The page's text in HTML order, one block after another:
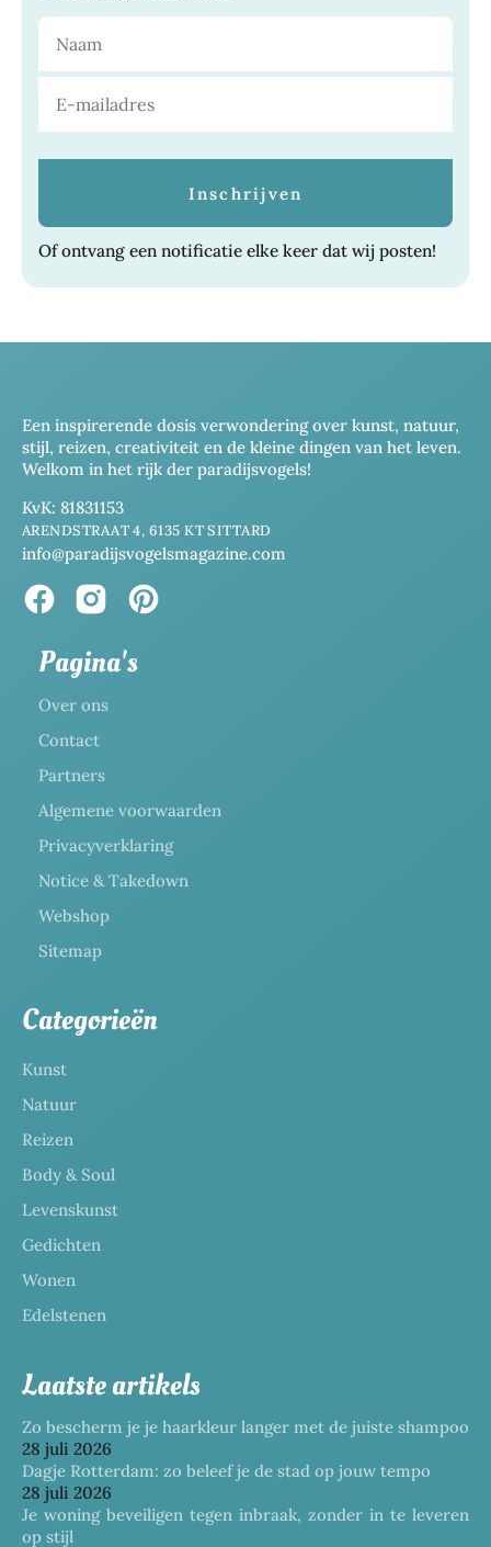
Of ontvang een notificatie elke keer dat wij posten!
Een inspirerende dosis verwondering over kunst, natuur,
stijl, reizen, creativiteit en de kleine dingen van het leven.
Welkom in het rijk der paradijsvogels!
KvK: 81831153
ARENDSTRAAT 4, 6135 KT SITTARD
info@paradijsvogelsmagazine.com
Pagina's
Over ons
Contact
Partners
Algemene voorwaarden
Privacyverklaring
Notice & Takedown
Webshop
Sitemap
Categorieën
Kunst
Natuur
Reizen
Body & Soul
Levenskunst
Gedichten
Wonen
Edelstenen
Laatste artikels
Zo bescherm je je haarkleur langer met de juiste shampoo
28 juli 2026
Dagje Rotterdam: zo beleef je de stad op jouw tempo
28 juli 2026
Je woning beveiligen tegen inbraak, zonder in te leveren
op stijl